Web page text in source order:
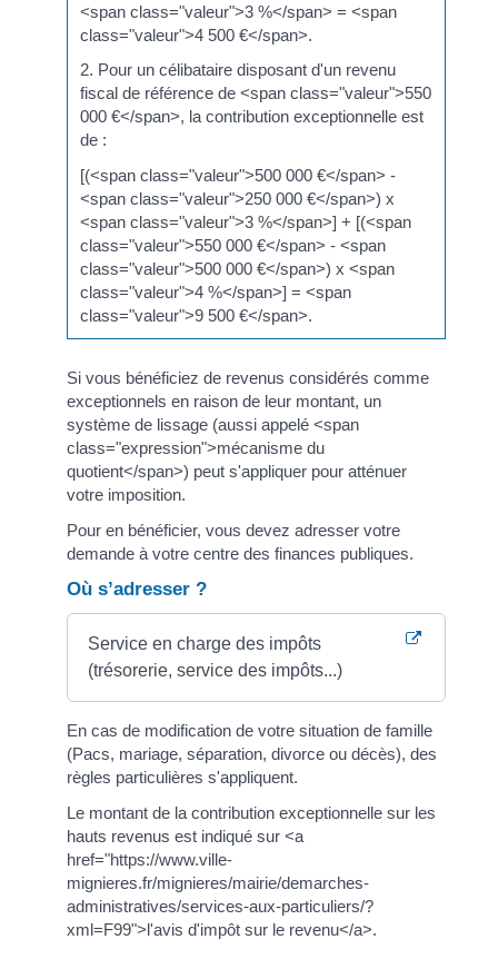
<span class="valeur">3 %</span> = <span
class="valeur">4 500 €</span>.
2. Pour un célibataire disposant d'un revenu
fiscal de référence de <span class="valeur">550
000 €</span>, la contribution exceptionnelle est
de :
[(<span class="valeur">500 000 €</span> -
<span class="valeur">250 000 €</span>) x
<span class="valeur">3 %</span>] + [(<span
class="valeur">550 000 €</span> - <span
class="valeur">500 000 €</span>) x <span
class="valeur">4 %</span>] = <span
class="valeur">9 500 €</span>.
Si vous bénéficiez de revenus considérés comme
exceptionnels en raison de leur montant, un
système de lissage (aussi appelé <span
class="expression">mécanisme du
quotient</span>) peut s'appliquer pour atténuer
votre imposition.
Pour en bénéficier, vous devez adresser votre
demande à votre centre des finances publiques.
Où s’adresser ?
Service en charge des impôts
(trésorerie, service des impôts...)
En cas de modification de votre situation de famille
(Pacs, mariage, séparation, divorce ou décès), des
règles particulières s'appliquent.
Le montant de la contribution exceptionnelle sur les
hauts revenus est indiqué sur <a
href="https://www.ville-
mignieres.fr/mignieres/mairie/demarches-
administratives/services-aux-particuliers/?
xml=F99">l'avis d'impôt sur le revenu</a>.